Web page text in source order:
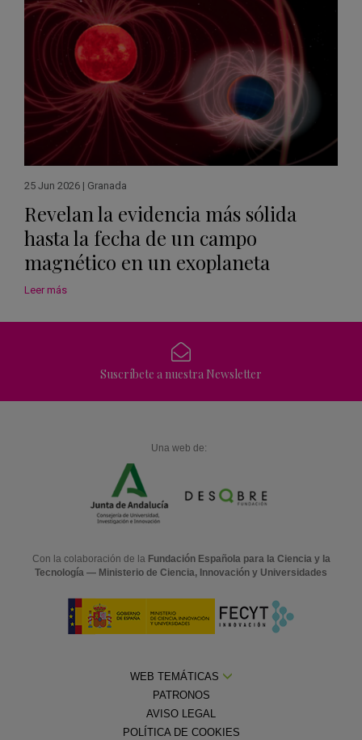
25 Jun 2026 | Granada
Revelan la evidencia más sólida
hasta la fecha de un campo
magnético en un exoplaneta
Leer más
Suscríbete a nuestra Newsletter
Una web de:
Con la colaboración de la Fundación Española para la Ciencia y la
Tecnología — Ministerio de Ciencia, Innovación y Universidades
WEB TEMÁTICAS
PATRONOS
AVISO LEGAL
POLÍTICA DE COOKIES